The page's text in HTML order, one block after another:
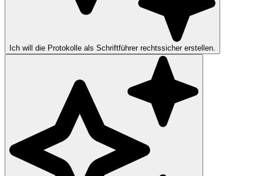
Ich will die Protokolle als Schriftführer rechtssicher erstellen.